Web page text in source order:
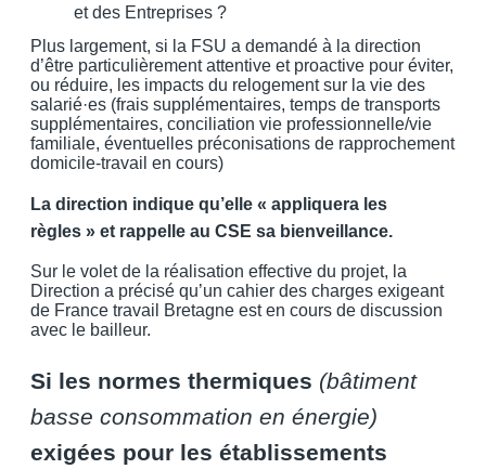
et des Entreprises ?
Plus largement, si la FSU a demandé à la direction
d’être particulièrement attentive et proactive pour éviter,
ou réduire, les impacts du relogement sur la vie des
salarié·es (frais supplémentaires, temps de transports
supplémentaires, conciliation vie professionnelle/vie
familiale, éventuelles préconisations de rapprochement
domicile-travail en cours)
La direction indique qu’elle « appliquera les
règles » et rappelle au CSE sa bienveillance.
Sur le volet de la réalisation effective du projet, la
Direction a précisé qu’un cahier des charges exigeant
de France travail Bretagne est en cours de discussion
avec le bailleur.
Si les normes thermiques (bâtiment
basse consommation en énergie)
exigées pour les établissements